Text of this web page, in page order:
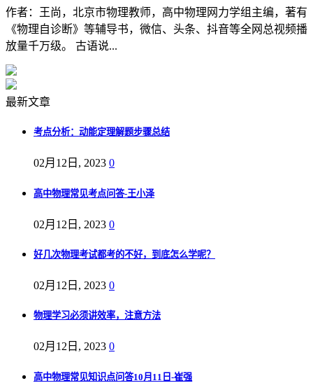
作者：王尚，北京市物理教师，高中物理网力学组主编，著有
《物理自诊断》等辅导书，微信、头条、抖音等全网总视频播
放量千万级。 古语说...
最新文章
考点分析：动能定理解题步骤总结
02月12日, 2023 0
高中物理常见考点问答-王小泽
02月12日, 2023 0
好几次物理考试都考的不好，到底怎么学呢？
02月12日, 2023 0
物理学习必须讲效率，注意方法
02月12日, 2023 0
高中物理常见知识点问答10月11日-崔强